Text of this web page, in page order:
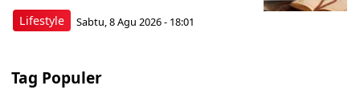
Lifestyle Sabtu, 8 Agu 2026 - 18:01
Tag Populer